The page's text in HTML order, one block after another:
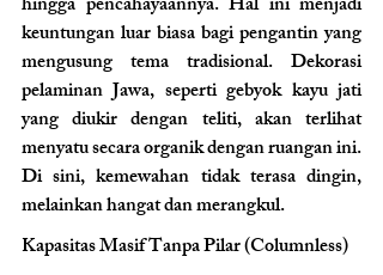
keuntungan luar biasa bagi pengantin yang
mengusung tema tradisional. Dekorasi
pelaminan Jawa, seperti gebyok kayu jati
yang diukir dengan teliti, akan terlihat
menyatu secara organik dengan ruangan ini.
Di sini, kemewahan tidak terasa dingin,
melainkan hangat dan merangkul.
Kapasitas Masif Tanpa Pilar (Columnless)